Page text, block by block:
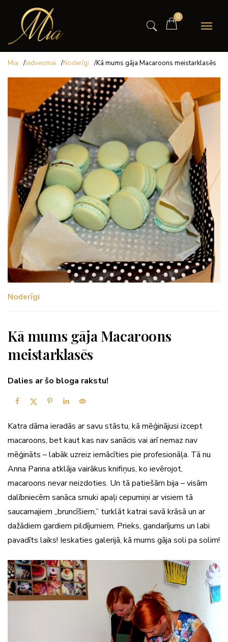
0
Mia /Iedvesmai /Noderīgi /Kā mums gāja Macaroons meistarklasēs
Noderīgi
Kā mums gāja Macaroons
meistarklasēs
Dalies ar šo bloga rakstu!
Katra dāma ieradās ar savu stāstu, kā mēģinājusi izcept
macaroons, bet kaut kas nav sanācis vai arī nemaz nav
mēģināts – labāk uzreiz iemācīties pie profesionāļa. Tā nu
Anna Panna atklāja vairākus knifiņus, ko ievērojot,
macaroons nevar neizdoties. Un tā patiešām bija – visām
dalībniecēm sanāca smuki apaļi cepumiņi ar visiem tā
saucamajiem „bruncīšiem,” turklāt katrai savā krāsā un ar
dažādiem gardiem pildījumiem. Prieks, gandarījums un labi
pavadīts laiks! Ieskaties galerijā, kā mums gāja soli pa solim!